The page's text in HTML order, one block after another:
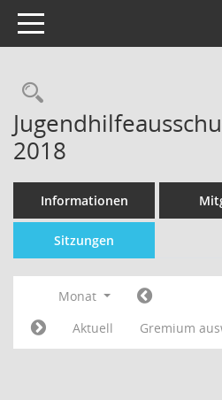
Toggle navigation
2018
Informationen
Sitzungen
Monat
Aktuell
Gremium